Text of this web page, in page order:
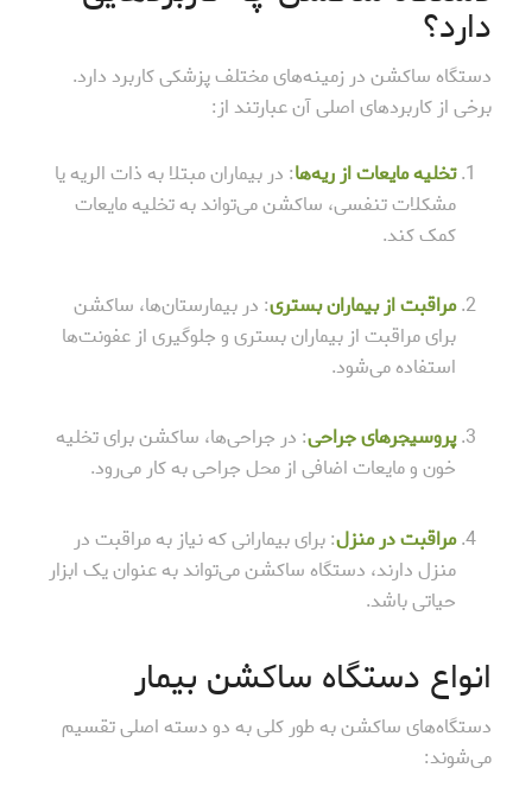
دارد؟
دستگاه ساکشن در زمینه‌های مختلف پزشکی کاربرد دارد.
برخی از کاربردهای اصلی آن عبارتند از:
تخلیه مایعات از ریه‌ها: در بیماران مبتلا به ذات الریه یا
مشکلات تنفسی، ساکشن می‌تواند به تخلیه مایعات
کمک کند.
مراقبت از بیماران بستری: در بیمارستان‌ها، ساکشن
برای مراقبت از بیماران بستری و جلوگیری از عفونت‌ها
استفاده می‌شود.
پروسیجرهای جراحی: در جراحی‌ها، ساکشن برای تخلیه
خون و مایعات اضافی از محل جراحی به کار می‌رود.
مراقبت در منزل: برای بیمارانی که نیاز به مراقبت در
منزل دارند، دستگاه ساکشن می‌تواند به عنوان یک ابزار
حیاتی باشد.
انواع دستگاه ساکشن بیمار
دستگاه‌های ساکشن به طور کلی به دو دسته اصلی تقسیم
می‌شوند: